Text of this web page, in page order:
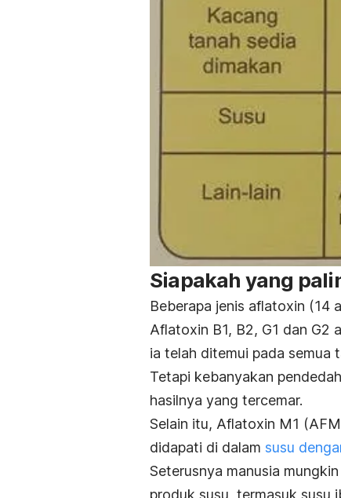
Siapakah yang
Beberapa jenis aflatoxin (14
Aflatoxin B1, B2, G1 dan G2
ia telah ditemui pada semua
Tetapi kebanyakan
hasilnya yang tercemar.
Selain itu, Aflatoxin M1
didapati di dalam susu
Seterusnya manusia
produk susu, termasuk susu